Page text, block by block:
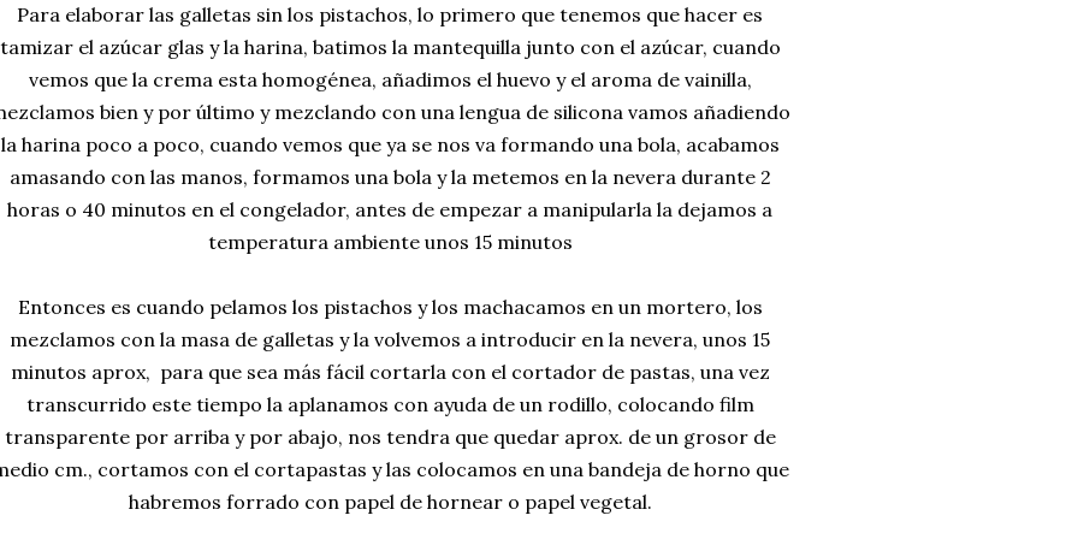
Para elaborar las galletas sin los pistachos, lo primero que tenemos que hacer es
tamizar el azúcar glas y la harina, batimos la mantequilla junto con el azúcar, cuando
vemos que la crema esta homogénea, añadimos el huevo y el aroma de vainilla,
bien y por último y mezclando con una lengua de silicona vamos añadiendo
la harina poco a poco, cuando vemos que ya se nos va formando una bola, acabamos
amasando con las manos, formamos una bola y la metemos en la nevera durante 2
horas o 40 minutos en el congelador, antes de empezar a manipularla la dejamos a
temperatura ambiente unos 15 minutos
Entonces es cuando pelamos los pistachos y los machacamos en un mortero, los
mezclamos con la masa de galletas y la volvemos a introducir en la nevera, unos 15
minutos aprox, para que sea más fácil cortarla con el cortador de pastas, una vez
transcurrido este tiempo la aplanamos con ayuda de un rodillo, colocando film
transparente por arriba y por abajo, nos tendra que quedar aprox. de un grosor de
cm., cortamos con el cortapastas y las colocamos en una bandeja de horno que
habremos forrado con papel de hornear o papel vegetal.